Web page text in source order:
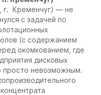
г. Кременчуг) — не
с задачей по
(с содержанием
окомкованием, где
дисковых
просто невозможным.